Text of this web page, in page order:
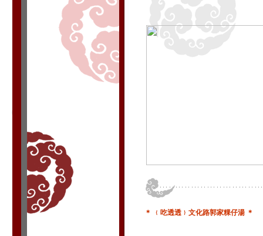
＊ ﹛吃透透﹜文化路郭家粿仔湯 ＊